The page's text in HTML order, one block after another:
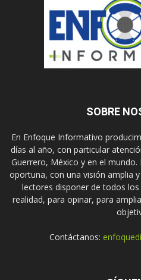
SOBRE
En Enfoque Informativo
días al año, con particular
Guerrero, México y en el
oportuna, con una visión amplia
lectores disponer de todos
realidad, para opinar, para
Contáctanos: